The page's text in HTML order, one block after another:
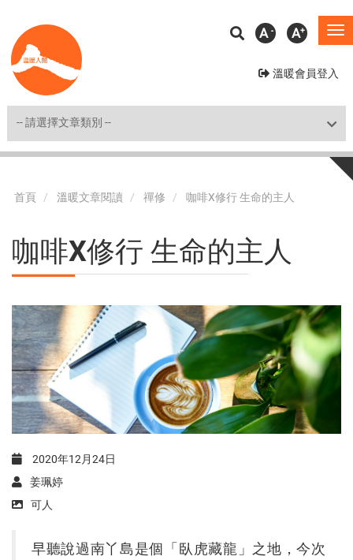
至
主
溫暖會員登入
A A
Shortcut
首頁 溫暖文章閱讀 禪修 咖啡X修行 生命的主人
咖啡X修行 生命的主人
2020年12月24日
姜珮婷
可人
早聽說過南丫島是個「臥虎藏龍」之地，今次